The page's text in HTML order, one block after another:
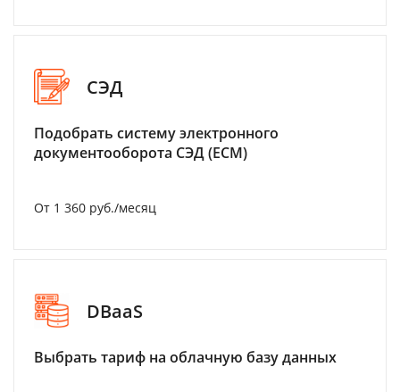
СЭД
Подобрать систему электронного
документооборота СЭД (ECM)
От 1 360 руб./месяц
DBaaS
Выбрать тариф на облачную базу данных